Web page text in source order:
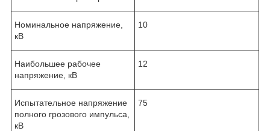
Номинальное напряжение,
кВ
10
Наибольшее рабочее
напряжение, кВ
12
Испытательное напряжение
полного грозового импульса,
кВ
75